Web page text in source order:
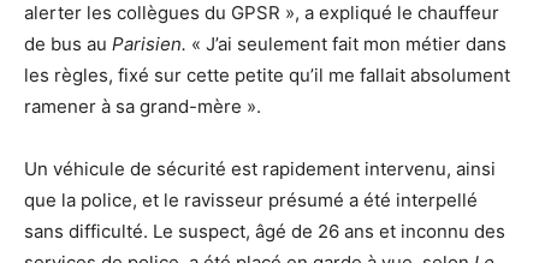
alerter les collègues du GPSR », a expliqué le chauffeur
de bus au Parisien. « J’ai seulement fait mon métier dans
les règles, fixé sur cette petite qu’il me fallait absolument
ramener à sa grand-mère ».
Un véhicule de sécurité est rapidement intervenu, ainsi
que la police, et le ravisseur présumé a été interpellé
sans difficulté. Le suspect, âgé de 26 ans et inconnu des